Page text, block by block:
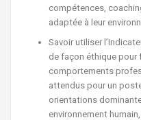
compétences,
adaptée à leur
Savoir utiliser
de façon éthique pour
comportements
attendus pour un
orientations
environnement